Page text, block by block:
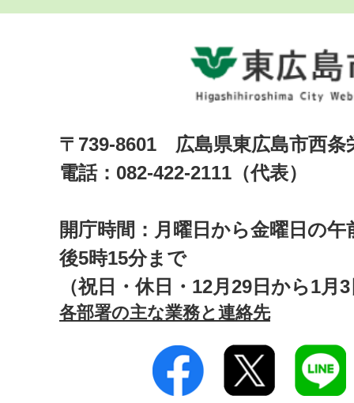
〒739-8601 広島県東広島市西
電話：082-422-2111（代表）
開庁時間：月曜日から金曜日の午
後5時15分まで
（祝日・休日・12月29日から1月
各部署の主な業務と連絡先